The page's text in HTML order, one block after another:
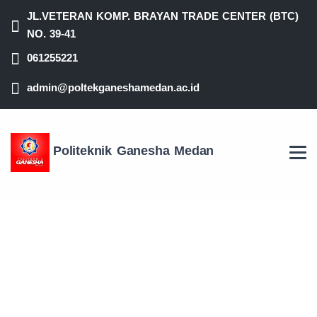
JL.VETERAN KOMP. BRAYAN TRADE CENTER (BTC)
NO. 39-41
061255221
admin@poltekganeshamedan.ac.id
Politeknik Ganesha Medan